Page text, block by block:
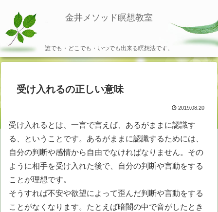
金井メソッド瞑想教室
誰でも・どこでも・いつでも出来る瞑想法です。
受け入れるの正しい意味
2019.08.20
受け入れるとは、一言で言えば、あるがままに認識す
る、ということです。あるがままに認識するためには、
自分の判断や感情から自由でなければなりません。その
ように相手を受け入れた後で、自分の判断や言動をする
ことが理想です。
そうすれば不安や欲望によって歪んだ判断や言動をする
ことがなくなります。たとえば暗闇の中で音がしたとき